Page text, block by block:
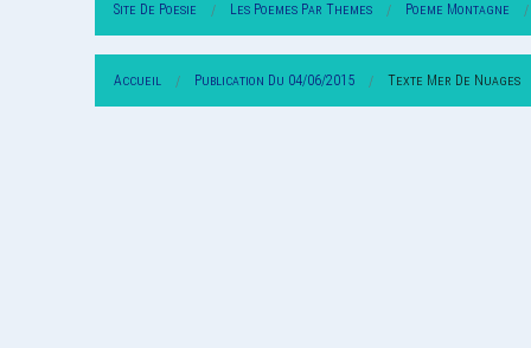
Site De Poesie Les Poemes Par Themes Poeme Montagne
Accueil Publication Du 04/06/2015 Texte Mer De Nuages